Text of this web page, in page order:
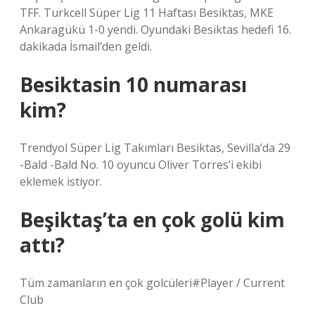
TFF. Turkcell Süper Lig 11 Haftası Besiktas, MKE
Ankaragükü 1-0 yendi. Oyundaki Besiktas hedefi 16.
dakikada İsmail’den geldi.
Besiktasin 10 numarası
kim?
Trendyol Süper Lig Takımları Besiktas, Sevilla’da 29
-Bald -Bald No. 10 oyuncu Oliver Torres’i ekibi
eklemek istiyor.
Beşiktaş’ta en çok golü kim
attı?
Tüm zamanların en çok golcüleri#Player / Current
Club